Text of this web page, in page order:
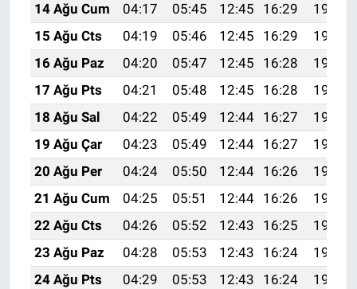
14 Ağu Cum
04:17 05:45 12:45 16:29
19:35
15 Ağu Cts
04:19 05:46 12:45 16:29
19:34
16 Ağu Paz
04:20 05:47 12:45 16:28
19:33
17 Ağu Pts
04:21 05:48 12:45 16:28
19:31
18 Ağu Sal
04:22 05:49 12:44 16:27
19:30
19 Ağu Çar
04:23 05:49 12:44 16:27
19:29
20 Ağu Per
04:24 05:50 12:44 16:26
19:28
21 Ağu Cum
04:25 05:51 12:44 16:26
19:26
22 Ağu Cts
04:26 05:52 12:43 16:25
19:25
23 Ağu Paz
04:28 05:53 12:43 16:24
19:24
24 Ağu Pts
04:29 05:53 12:43 16:24
19:22